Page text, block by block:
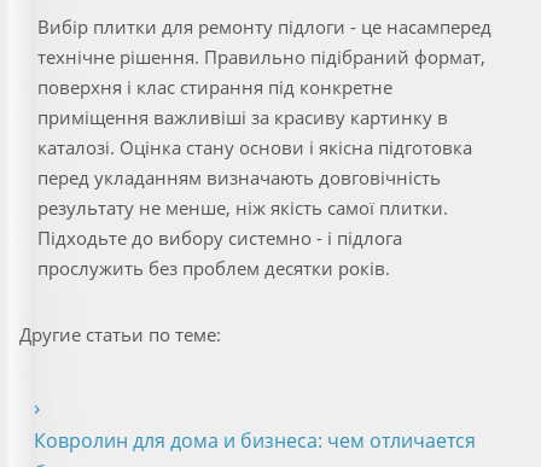
Вибір плитки для ремонту підлоги - це насамперед
технічне рішення. Правильно підібраний формат,
поверхня і клас стирання під конкретне
приміщення важливіші за красиву картинку в
каталозі. Оцінка стану основи і якісна підготовка
перед укладанням визначають довговічність
результату не менше, ніж якість самої плитки.
Підходьте до вибору системно - і підлога
прослужить без проблем десятки років.
Другие статьи по теме:
Ковролин для дома и бизнеса: чем отличается